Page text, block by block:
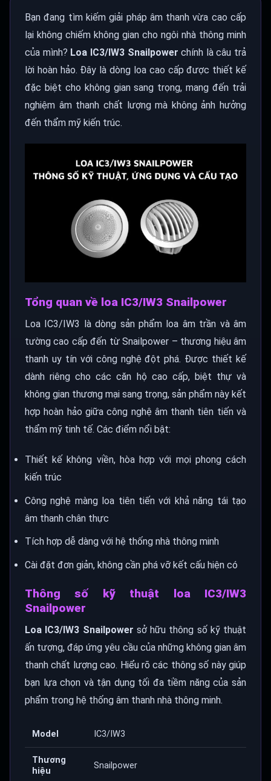
Bạn đang tìm kiếm giải pháp âm thanh vừa cao cấp
lại không chiếm không gian cho ngôi nhà thông minh
của mình? Loa IC3/IW3 Snailpower chính là câu trả
lời hoàn hảo. Đây là dòng loa cao cấp được thiết kế
đặc biệt cho không gian sang trọng, mang đến trải
nghiệm âm thanh chất lượng mà không ảnh hưởng
đến thẩm mỹ kiến trúc.
Tổng quan về loa IC3/IW3 Snailpower
Loa IC3/IW3 là dòng sản phẩm loa âm trần và âm
tường cao cấp đến từ Snailpower – thương hiệu âm
thanh uy tín với công nghệ đột phá. Được thiết kế
dành riêng cho các căn hộ cao cấp, biệt thự và
không gian thương mại sang trọng, sản phẩm này kết
hợp hoàn hảo giữa công nghệ âm thanh tiên tiến và
thẩm mỹ tinh tế. Các điểm nổi bật:
Thiết kế không viền, hòa hợp với mọi phong cách
kiến trúc
Công nghệ màng loa tiên tiến với khả năng tái tạo
âm thanh chân thực
Tích hợp dễ dàng với hệ thống nhà thông minh
Cài đặt đơn giản, không cần phá vỡ kết cấu hiện có
Thông số kỹ thuật loa IC3/IW3
Snailpower
Loa IC3/IW3 Snailpower sở hữu thông số kỹ thuật
ấn tượng, đáp ứng yêu cầu của những không gian âm
thanh chất lượng cao. Hiểu rõ các thông số này giúp
bạn lựa chọn và tận dụng tối đa tiềm năng của sản
phẩm trong hệ thống âm thanh nhà thông minh.
Model IC3/IW3
Thương
hiệu
Snailpower